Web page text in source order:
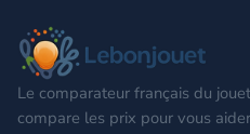
Le comparateur français du
compare les prix pour vous